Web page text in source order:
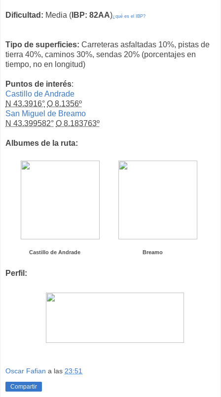
Dificultad: Media ( IBP: 82AA)¿qué es el IBP?
Tipo de superficies: Carreteras asfaltadas 10%, pistas de
tierra 40%, caminos 30%, sendas 20% (porcentajes en
tiempo, no en longitud)
Puntos de interés:
Castillo de Andrade
N 43.3916° O 8.1356º
San Miguel de Breamo
N 43.399582° O 8.183763º
Albumes de la ruta:
Castillo de Andrade Breamo
Perfil:
Oscar Fafian a las 23:51
Compartir